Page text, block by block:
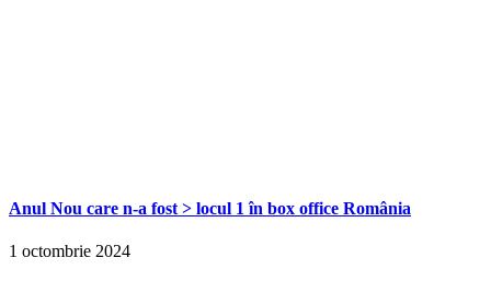
Anul Nou care n-a fost > locul 1 în box office România
1 octombrie 2024